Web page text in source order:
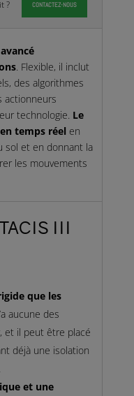
? CONTACTEZ-NOUS
. Flexible, il inclut
des algorithmes
actionneurs
technologie. Le
temps réel en
sol et en donnant la
les mouvements
III
que les
aucune des
et il peut être placé
déjà une isolation
et une